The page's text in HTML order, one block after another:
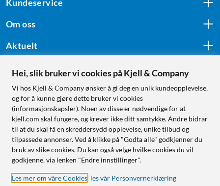
Kundeservice
Om oss
Aktuelt
Følg oss
Handle fra:
Sverige
Norge
Hei, slik bruker vi cookies på Kjell & Company
Vi hos Kjell & Company ønsker å gi deg en unik kundeopplevelse,
og for å kunne gjøre dette bruker vi cookies
(informasjonskapsler). Noen av disse er nødvendige for at
kjell.com skal fungere, og krever ikke ditt samtykke. Andre bidrar
til at du skal få en skreddersydd opplevelse, unike tilbud og
tilpassede annonser. Ved å klikke på "Godta alle" godkjenner du
bruk av slike cookies. Du kan også velge hvilke cookies du vil
godkjenne, via lenken "Endre innstillinger".
Les mer om våre Cookies les vår Personvernerklæring